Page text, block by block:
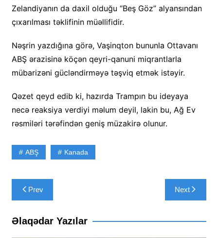
Zelandiyanın da daxil olduğu “Beş Göz” alyansından
çıxarılması təklifinin müəllifidir.
Nəşrin yazdığına görə, Vaşinqton bununla Ottavanı
ABŞ ərazisinə köçən qeyri-qanuni miqrantlarla
mübarizəni gücləndirməyə təşviq etmək istəyir.
Qəzet qeyd edib ki, hazırda Trampın bu ideyaya
necə reaksiya verdiyi məlum deyil, lakin bu, Ağ Ev
rəsmiləri tərəfindən geniş müzakirə olunur.
ABŞ Kanada
Yazı
naviqasiyası
Prev Next
Əlaqədar Yazılar